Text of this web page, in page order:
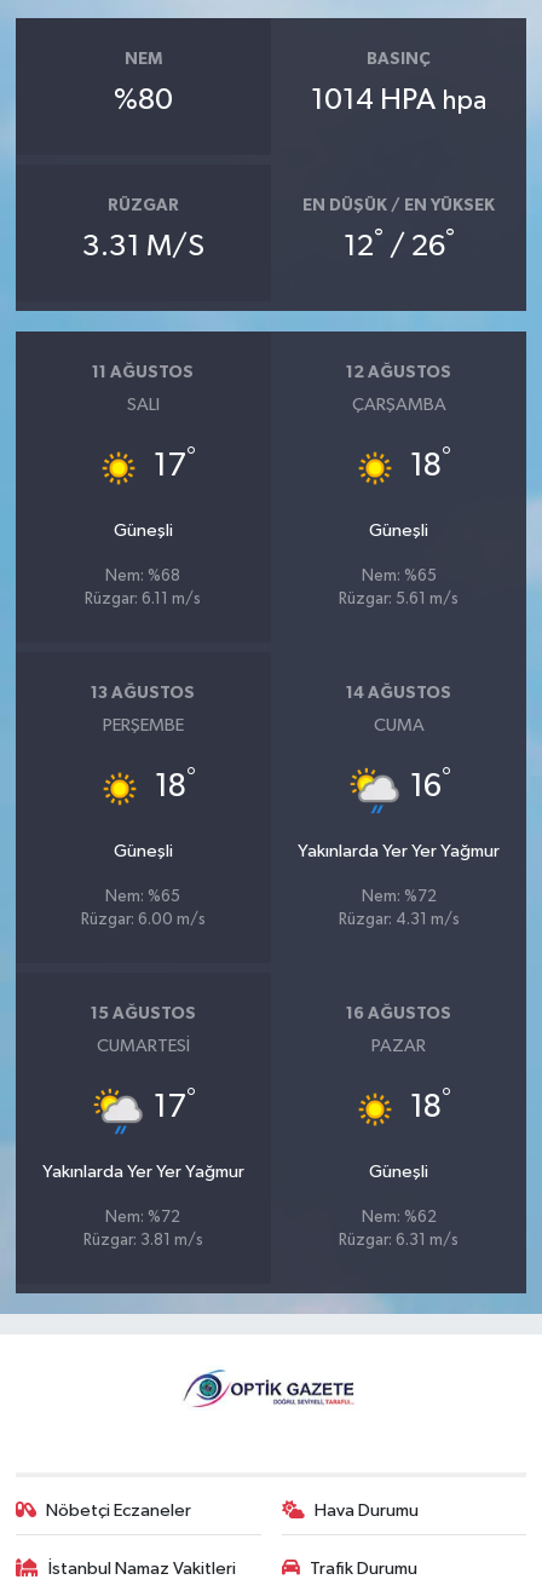
NEM
%80
BASINÇ
1014 HPA hpa
RÜZGAR
3.31 M/S
EN DÜŞÜK / EN YÜKSEK
12° / 26°
11 AĞUSTOS
SALI
17°
Güneşli
Nem: %68
Rüzgar: 6.11 m/s
12 AĞUSTOS
ÇARŞAMBA
18°
Güneşli
Nem: %65
Rüzgar: 5.61 m/s
13 AĞUSTOS
PERŞEMBE
18°
Güneşli
Nem: %65
Rüzgar: 6.00 m/s
14 AĞUSTOS
CUMA
16°
Yakınlarda Yer Yer Yağmur
Nem: %72
Rüzgar: 4.31 m/s
15 AĞUSTOS
CUMARTESI
17°
Yakınlarda Yer Yer Yağmur
Nem: %72
Rüzgar: 3.81 m/s
16 AĞUSTOS
PAZAR
18°
Güneşli
Nem: %62
Rüzgar: 6.31 m/s
Nöbetçi Eczaneler Hava Durumu
İstanbul Namaz Vakitleri Trafik Durumu